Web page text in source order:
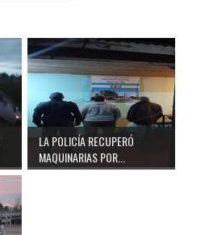
LA POLICÍA RECUPERÓ
MAQUINARIAS POR...